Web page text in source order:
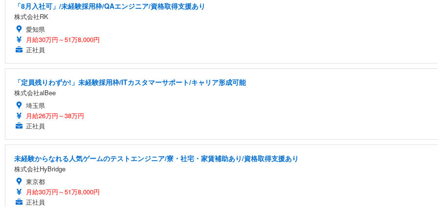
「8月入社可」/未経験採用枠/QAエンジニア/資格取得支援あり
株式会社RK
愛知県
月給30万円～51万8,000円
正社員
「定員残りわずか!」未経験採用枠/ITカスタマーサポート/キャリア形成可能
株式会社alBee
埼玉県
月給26万円～38万円
正社員
未経験からなれる人気ゲームのテストエンジニア/寮・社宅・家賃補助あり/資格取得支援あり
株式会社HyBridge
東京都
月給30万円～51万8,000円
正社員